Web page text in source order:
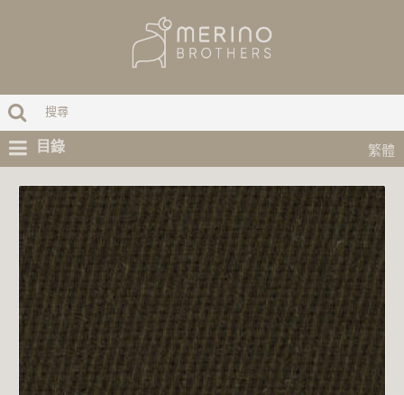
繁體
目錄